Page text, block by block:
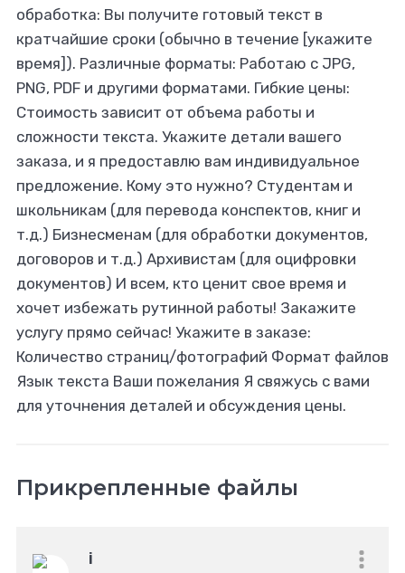
обработка: Вы получите готовый текст в
кратчайшие сроки (обычно в течение [укажите
время]). Различные форматы: Работаю с JPG,
PNG, PDF и другими форматами. Гибкие цены:
Стоимость зависит от объема работы и
сложности текста. Укажите детали вашего
заказа, и я предоставлю вам индивидуальное
предложение. Кому это нужно? Студентам и
школьникам (для перевода конспектов, книг и
т.д.) Бизнесменам (для обработки документов,
договоров и т.д.) Архивистам (для оцифровки
документов) И всем, кто ценит свое время и
хочет избежать рутинной работы! Закажите
услугу прямо сейчас! Укажите в заказе:
Количество страниц/фотографий Формат файлов
Язык текста Ваши пожелания Я свяжусь с вами
для уточнения деталей и обсуждения цены.
Прикрепленные файлы
i